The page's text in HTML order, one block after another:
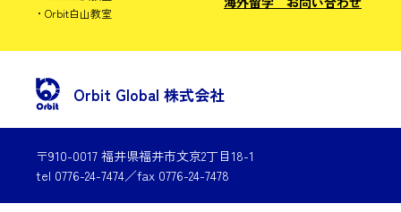
Orbit白山教室
Orbit Global 株式会社
〒910-0017 福井県福井市文京2丁目18-1
tel 0776-24-7474／fax 0776-24-7478